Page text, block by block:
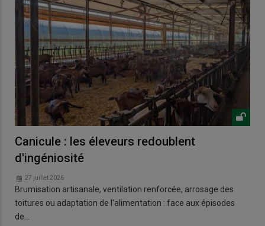
Canicule : les éleveurs redoublent
d'ingéniosité
27 juillet 2026
Brumisation artisanale, ventilation renforcée, arrosage des
toitures ou adaptation de l'alimentation : face aux épisodes
de…